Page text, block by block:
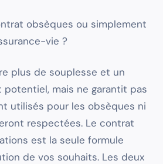
obsèques ou simplement
vie ?
plus de souplesse et un
potentiel, mais ne garantit pas
utilisés pour les obsèques ni
respectées. Le contrat
est la seule formule
de vos souhaits. Les deux